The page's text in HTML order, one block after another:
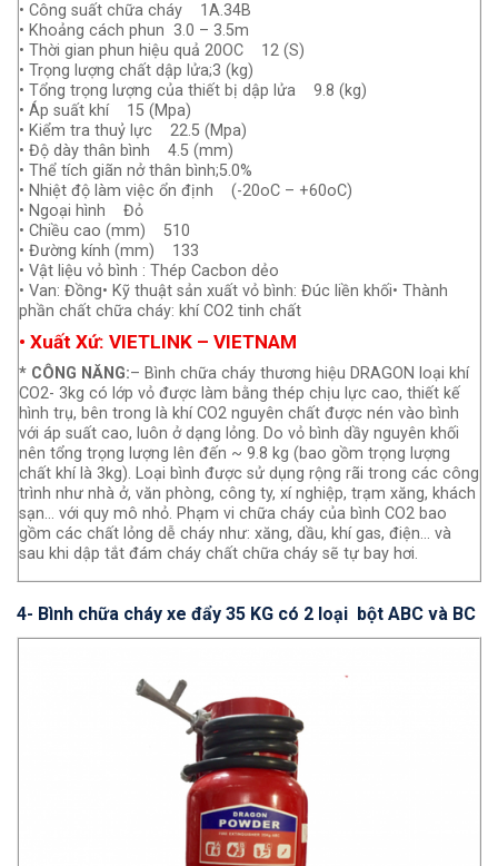
• Công suất chữa cháy 1A.34B
• Khoảng cách phun 3.0 – 3.5m
• Thời gian phun hiệu quả 20OC 12 (S)
• Trọng lượng chất dập lửa;3 (kg)
• Tổng trọng lượng của thiết bị dập lửa 9.8 (kg)
• Áp suất khí 15 (Mpa)
• Kiểm tra thuỷ lực 22.5 (Mpa)
• Độ dày thân bình 4.5 (mm)
• Thể tích giãn nở thân bình;5.0%
• Nhiệt độ làm việc ổn định (-20oC – +60oC)
• Ngoại hình Đỏ
• Chiều cao (mm) 510
• Đường kính (mm) 133
• Vật liệu vỏ bình : Thép Cacbon dẻo
• Van: Đồng• Kỹ thuật sản xuất vỏ bình: Đúc liền khối• Thành
phần chất chữa cháy: khí CO2 tinh chất
• Xuất Xứ: VIETLINK – VIETNAM
* CÔNG NĂNG:– Bình chữa cháy thương hiệu DRAGON loại khí
CO2- 3kg có lớp vỏ được làm bằng thép chịu lực cao, thiết kế
hình trụ, bên trong là khí CO2 nguyên chất được nén vào bình
với áp suất cao, luôn ở dạng lỏng. Do vỏ bình dầy nguyên khối
nên tổng trọng lượng lên đến ~ 9.8 kg (bao gồm trọng lượng
chất khí là 3kg). Loại bình được sử dụng rộng rãi trong các công
trình như nhà ở, văn phòng, công ty, xí nghiệp, trạm xăng, khách
sạn… với quy mô nhỏ. Phạm vi chữa cháy của bình CO2 bao
gồm các chất lỏng dễ cháy như: xăng, dầu, khí gas, điện… và
sau khi dập tắt đám cháy chất chữa cháy sẽ tự bay hơi.
4- Bình chữa cháy xe đẩy 35 KG có 2 loại bột ABC và BC